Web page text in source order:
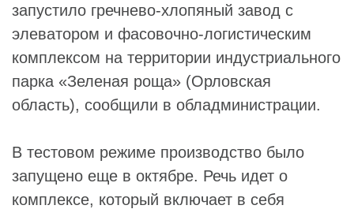
запустило гречнево-хлопяный завод с
элеватором и фасовочно-логистическим
комплексом на территории индустриального
парка «Зеленая роща» (Орловская
область), сообщили в обладминистрации.
В тестовом режиме производство было
запущено еще в октябре. Речь идет о
комплексе, который включает в себя